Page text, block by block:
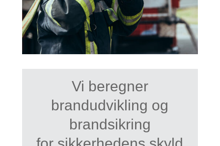
Vi beregner
brandudvikling og
brandsikring